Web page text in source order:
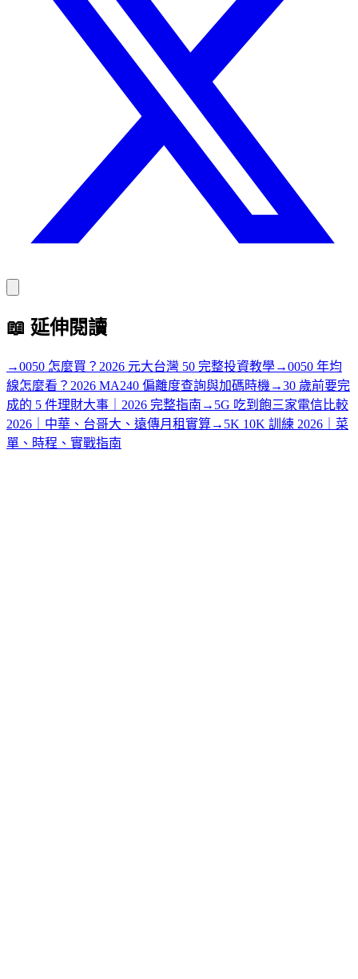
📖 延伸閱讀
→0050 怎麼買？2026 元大台灣 50 完整投資教學→0050 年均
線怎麼看？2026 MA240 偏離度查詢與加碼時機 →30 歲前要完
成的 5 件理財大事｜2026 完整指南 → 5G 吃到飽三家電信比較
2026｜中華、台哥大、遠傳月租實算→ 5K 10K 訓練 2026｜菜
單、時程、實戰指南